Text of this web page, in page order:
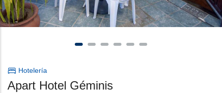
Hotelería
Apart Hotel Géminis